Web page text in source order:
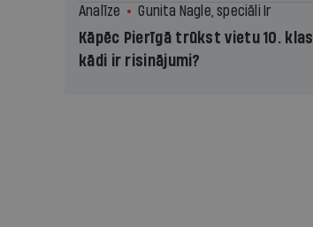
Analīze Gunita Nagle, speciāli Ir
Kāpēc Pierīgā trūkst vietu 10.
kādi ir risinājumi?